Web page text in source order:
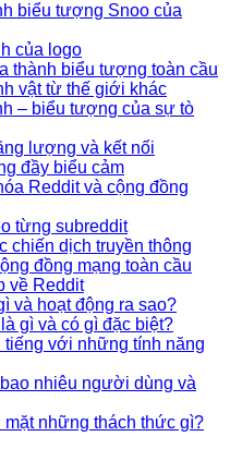
biểu tượng Snoo của
của logo
thành biểu tượng toàn cầu
vật từ thế giới khác
– biểu tượng của sự tò
lượng và kết nối
đầy biểu cảm
Reddit và cộng đồng
từng subreddit
chiến dịch truyền thông
đồng mạng toàn cầu
về Reddit
và hoạt động ra sao?
gì và có gì đặc biệt?
tiếng với những tính năng
nhiêu người dùng và
những thách thức gì?